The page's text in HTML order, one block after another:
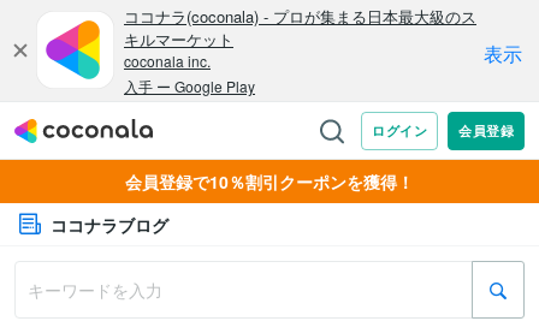
会員登録で10％割引クーポンを獲得！
ココナラブログ